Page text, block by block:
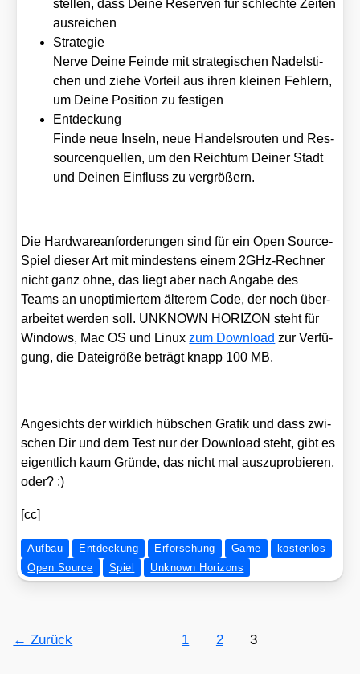
stel­len, dass Dei­ne Reser­ven für schlech­te Zei­ten
aus­rei­chen
Stra­te­gie
Ner­ve Dei­ne Fein­de mit stra­te­gi­schen Nadel­sti­
chen und zie­he Vor­teil aus ihren klei­nen Feh­lern,
um Dei­ne Posi­ti­on zu fes­ti­gen
Ent­de­ckung
Fin­de neue Inseln, neue Han­dels­rou­ten und Res­
sour­cen­quel­len, um den Reich­tum Dei­ner Stadt
und Dei­nen Ein­fluss zu ver­grö­ßern.
Die Hard­ware­an­for­de­run­gen sind für ein Open Source-
Spiel die­ser Art mit min­des­tens einem 2GHz-Rech­ner
nicht ganz ohne, das liegt aber nach Anga­be des
Teams an unop­ti­mier­tem älte­rem Code, der noch über­
ar­bei­tet wer­den soll. UNKNOWN HORIZON steht für
Win­dows, Mac OS und Linuxzum Down­load zur Ver­fü­
gung, die Datei­grö­ße beträgt knapp 100 MB.
Ange­sichts der wirk­lich hüb­schen Gra­fik und dass zwi­
schen Dir und dem Test nur der Down­load steht, gibt es
eigent­lich kaum Grün­de, das nicht mal aus­zu­pro­bie­ren,
oder? :)
[cc]
Aufbau Entdeckung Erforschung Game
kostenlos
Open Source
Spiel Unknown Horizons
← Zurück 1 2 3